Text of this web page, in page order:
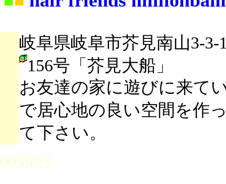
岐阜県岐阜市芥見南山3-3-
156号「芥見大船」
お友達の家に遊びに来て
で居心地の良い空間を作
て下さい。